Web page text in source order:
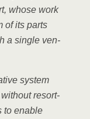
who­se work
of its parts
a sin­gle ven­
sys­tem
wit­hout resort­
to enable